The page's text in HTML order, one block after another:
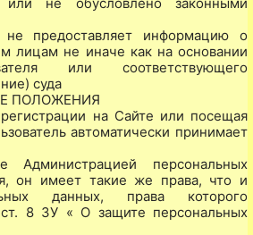
или не обусловлено законными
не предоставляет информацию о
лицам не иначе как на основании
или соответствующего
суда
ПОЛОЖЕНИЯ
на Сайте или посещая
автоматически принимает
Администрацией персональных
он имеет такие же права, что и
данных, права которого
8 ЗУ « О защите персональных